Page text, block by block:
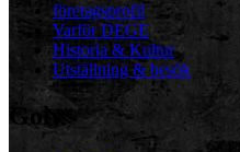
företagsprofil
Varför DEGE
Historia & Kultur
Utställning & besök
Golv